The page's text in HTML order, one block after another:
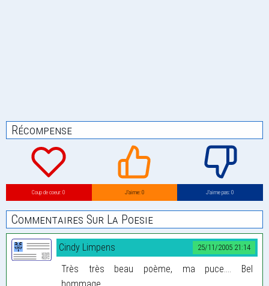
Récompense
Coup de coeur: 0 J’aime: 0 J’aime pas: 0
Commentaires Sur La Poesie
25/11/2005 21:14
Cindy Limpens
Très très beau poème, ma puce.... Bel
hommage...